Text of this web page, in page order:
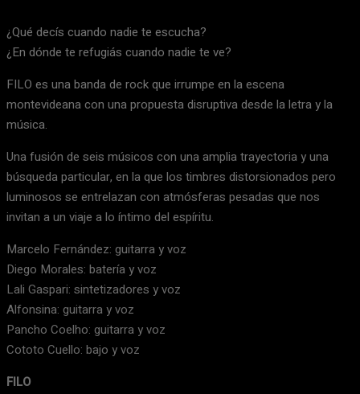
¿Qué decís cuando nadie te escucha?
¿En dónde te refugiás cuando nadie te ve?
FILO es una banda de rock que irrumpe en la escena
montevideana con una propuesta disruptiva desde la letra y la
música.
Una fusión de seis músicos con una amplia trayectoria y una
búsqueda particular, en la que los timbres distorsionados pero
luminosos se entrelazan con atmósferas pesadas que nos
invitan a un viaje a lo íntimo del espíritu.
Marcelo Fernández: guitarra y voz
Diego Morales: batería y voz
Lali Gaspari: sintetizadores y voz
Alfonsina: guitarra y voz
Pancho Coelho: guitarra y voz
Cototo Cuello: bajo y voz
FILO